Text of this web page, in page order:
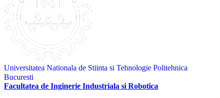
Universitatea Nationala de Stiinta si Tehnologie Politehnica
Bucuresti
Facultatea de Inginerie Industriala si Robotica